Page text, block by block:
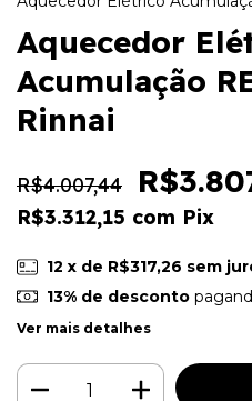
Aquecedor
Acumulação
Rinnai
R$4.007,44
R$3.312,15 com Pix
12 x de R$317,26 sem
13% de desconto
Ver mais detalhes